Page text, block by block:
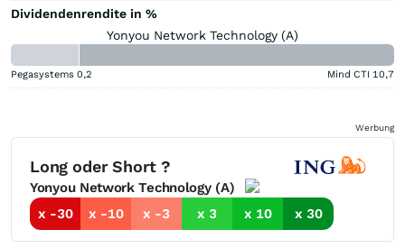
Dividendenrendite in %
Yonyou Network Technology (A)
Pegasystems 0,2 Mind CTI 10,7
Werbung
Long oder Short ?
Yonyou Network Technology (A)
x -30
x -10 x -3 x 3 x 10 x 30